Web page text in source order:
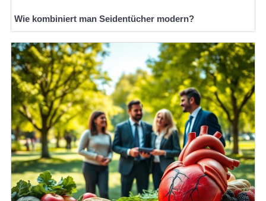
Wie kombiniert man Seidentücher modern?